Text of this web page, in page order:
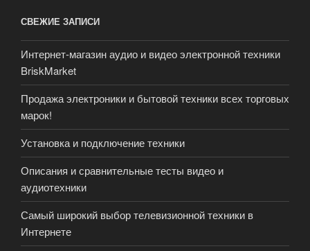
СВЕЖИЕ ЗАПИСИ
Интернет-магазин аудио и видео электронной техники
BriskMarket
Продажа электроники и бытовой техники всех торговых
марок!
Установка и подключение техники
Описания и сравнительные тесты видео и
аудиотехники
Самый широкий выбор телевизионной техники в
Интернете